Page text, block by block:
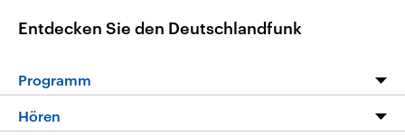
Entdecken Sie den Deutschlandfunk
Programm
Programm
Hören